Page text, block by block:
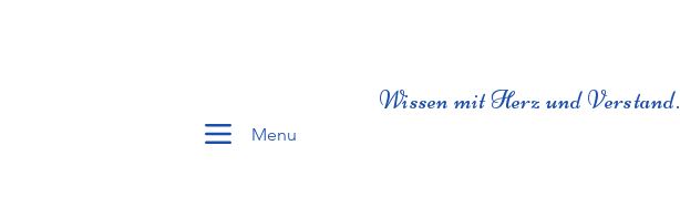
Menu
Wissen mit Herz und Verstand.